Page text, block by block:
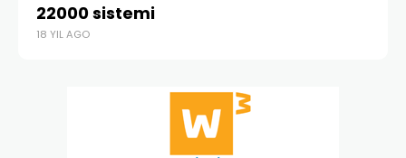
22000 sistemi
18 YIL AGO